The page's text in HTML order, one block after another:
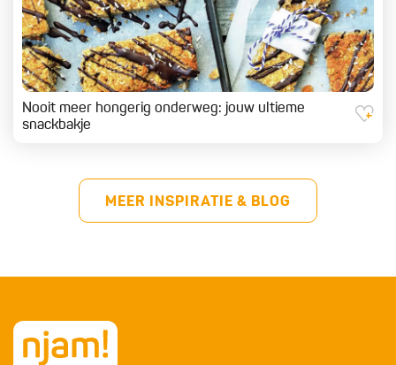
Nooit meer hongerig onderweg: jouw ultieme
snackbakje
MEER INSPIRATIE & BLOG